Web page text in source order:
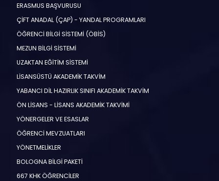
ERASMUS BAŞVURUSU
ÇİFT ANADAL (ÇAP) - YANDAL PROGRAMLARI
ÖĞRENCİ BİLGİ SİSTEMİ (ÖBİS)
MEZUN BİLGİ SİSTEMİ
UZAKTAN EĞİTİM SİSTEMİ
LİSANSÜSTÜ AKADEMİK TAKVİM
YABANCI DİL HAZIRLIK SINIFI AKADEMİK TAKVİM
ÖN LİSANS - LİSANS AKADEMİK TAKVİMİ
YÖNERGELER VE ESASLAR
ÖĞRENCİ MEVZUATLARI
YÖNETMELİKLER
BOLOGNA BİLGİ PAKETİ
667 KHK ÖĞRENCİLER